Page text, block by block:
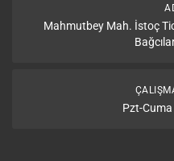
Mahmutbey Mah. İstoç
Pzt-